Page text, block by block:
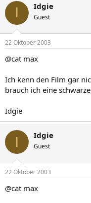
I Idgie
Guest
22 Oktober 2003
@cat max
Ich kenn den Film gar
brauch ich eine
Idgie
I Idgie
Guest
22 Oktober 2003
@cat max